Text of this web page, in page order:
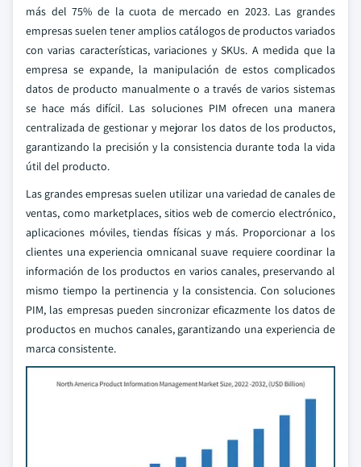
más del 75% de la cuota de mercado en 2023. Las grandes
empresas suelen tener amplios catálogos de productos variados
con varias características, variaciones y SKUs. A medida que la
empresa se expande, la manipulación de estos complicados
datos de producto manualmente o a través de varios sistemas
se hace más difícil. Las soluciones PIM ofrecen una manera
centralizada de gestionar y mejorar los datos de los productos,
garantizando la precisión y la consistencia durante toda la vida
útil del producto.
Las grandes empresas suelen utilizar una variedad de canales de
ventas, como marketplaces, sitios web de comercio electrónico,
aplicaciones móviles, tiendas físicas y más. Proporcionar a los
clientes una experiencia omnicanal suave requiere coordinar la
información de los productos en varios canales, preservando al
mismo tiempo la pertinencia y la consistencia. Con soluciones
PIM, las empresas pueden sincronizar eficazmente los datos de
productos en muchos canales, garantizando una experiencia de
marca consistente.